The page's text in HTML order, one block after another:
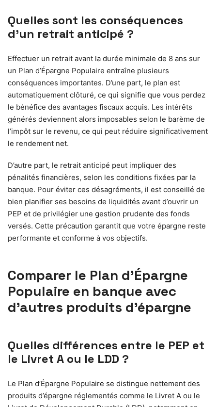
Quelles sont les conséquences
d’un retrait anticipé ?
Effectuer un retrait avant la durée minimale de 8 ans sur
un Plan d’Épargne Populaire entraîne plusieurs
conséquences importantes. D’une part, le plan est
automatiquement clôturé, ce qui signifie que vous perdez
le bénéfice des avantages fiscaux acquis. Les intérêts
générés deviennent alors imposables selon le barème de
l’impôt sur le revenu, ce qui peut réduire significativement
le rendement net.
D’autre part, le retrait anticipé peut impliquer des
pénalités financières, selon les conditions fixées par la
banque. Pour éviter ces désagréments, il est conseillé de
bien planifier ses besoins de liquidités avant d’ouvrir un
PEP et de privilégier une gestion prudente des fonds
versés. Cette précaution garantit que votre épargne reste
performante et conforme à vos objectifs.
Comparer le Plan d’Épargne
Populaire en banque avec
d’autres produits d’épargne
Quelles différences entre le PEP et
le Livret A ou le LDD ?
Le Plan d’Épargne Populaire se distingue nettement des
produits d’épargne réglementés comme le Livret A ou le